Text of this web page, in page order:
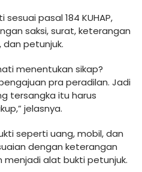
pasal 184 KUHAP,
saksi, surat, keterangan
petunjuk.
menentukan sikap?
pra peradilan. Jadi
tersangka itu harus
jelasnya.
seperti uang, mobil, dan
dengan keterangan
menjadi alat bukti petunjuk.